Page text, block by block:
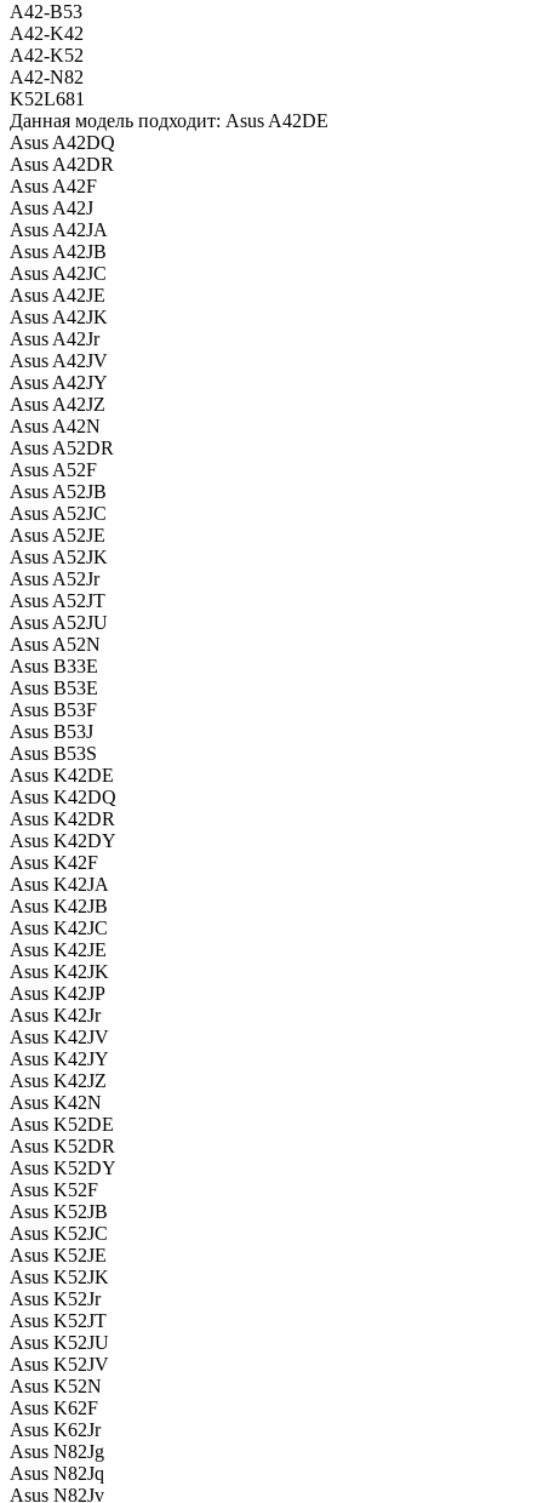
A42-B53
A42-K42
A42-K52
A42-N82
K52L681
Данная модель подходит: Asus A42DE
Asus A42DQ
Asus A42DR
Asus A42F
Asus A42J
Asus A42JA
Asus A42JB
Asus A42JC
Asus A42JE
Asus A42JK
Asus A42Jr
Asus A42JV
Asus A42JY
Asus A42JZ
Asus A42N
Asus A52DR
Asus A52F
Asus A52JB
Asus A52JC
Asus A52JE
Asus A52JK
Asus A52Jr
Asus A52JT
Asus A52JU
Asus A52N
Asus B33E
Asus B53E
Asus B53F
Asus B53J
Asus B53S
Asus K42DE
Asus K42DQ
Asus K42DR
Asus K42DY
Asus K42F
Asus K42JA
Asus K42JB
Asus K42JC
Asus K42JE
Asus K42JK
Asus K42JP
Asus K42Jr
Asus K42JV
Asus K42JY
Asus K42JZ
Asus K42N
Asus K52DE
Asus K52DR
Asus K52DY
Asus K52F
Asus K52JB
Asus K52JC
Asus K52JE
Asus K52JK
Asus K52Jr
Asus K52JT
Asus K52JU
Asus K52JV
Asus K52N
Asus K62F
Asus K62Jr
Asus N82Jg
Asus N82Jq
Asus N82Jv